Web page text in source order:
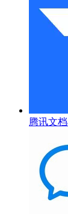
腾讯文